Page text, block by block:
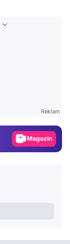
Reklam
Video